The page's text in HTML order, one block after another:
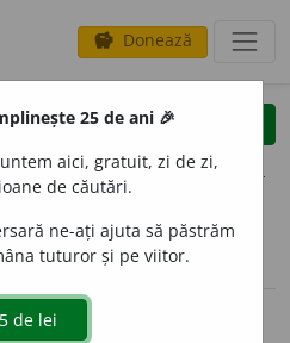
savings Donează
clear
opțiuni
(29)
25 de ani 🎉
aici, gratuit, zi de zi,
de căutări.
ne-ați ajuta să păstrăm
tuturor și pe viitor.